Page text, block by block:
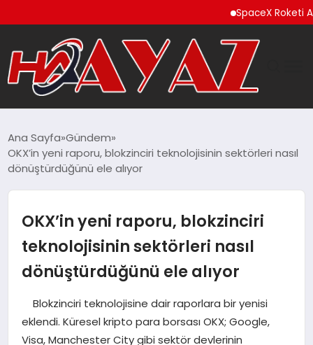
SpaceX Roketi Ay’a
DÜNYA
MAGAZIN
SAĞLIK
Ana Sayfa Gündem
OKX’in yeni raporu, blokzinciri teknolojisinin sektörleri nasıl
dönüştürdüğünü ele alıyor
OKX’in yeni raporu, blokzinciri
teknolojisinin sektörleri nasıl
dönüştürdüğünü ele alıyor
Blokzinciri teknolojisine dair raporlara bir yenisi
eklendi. Küresel kripto para borsası OKX; Google,
Visa, Manchester City gibi sektör devlerinin